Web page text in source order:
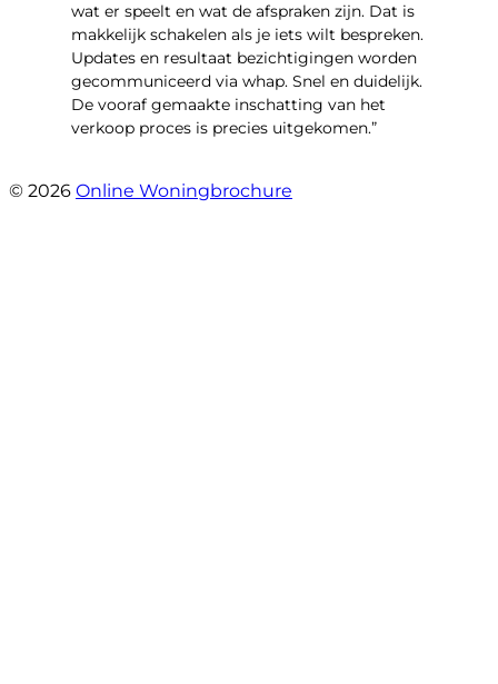
wat er speelt en wat de afspraken zijn. Dat is
makkelijk schakelen als je iets wilt bespreken.
Updates en resultaat bezichtigingen worden
gecommuniceerd via whap. Snel en duidelijk.
De vooraf gemaakte inschatting van het
verkoop proces is precies uitgekomen.”
© 2026 Online Woningbrochure